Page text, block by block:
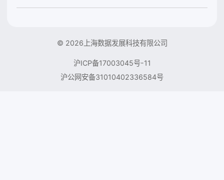
© 2026上海数据发展科技有限公司
沪ICP备17003045号-11
沪公网安备31010402336584号